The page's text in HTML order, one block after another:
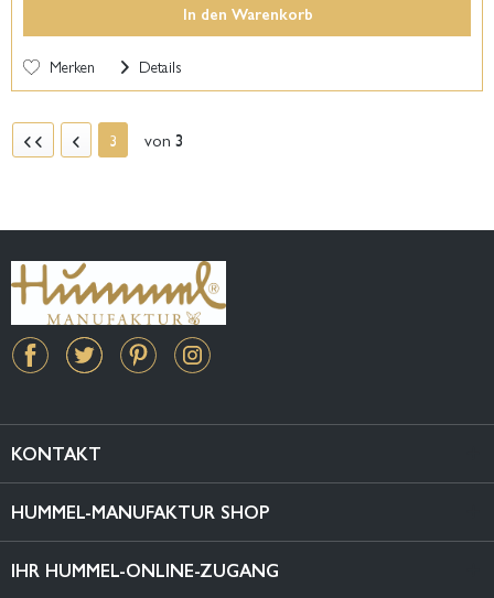
In den Warenkorb
Merken Details
3 von 3
KONTAKT
HUMMEL-MANUFAKTUR SHOP
IHR HUMMEL-ONLINE-ZUGANG